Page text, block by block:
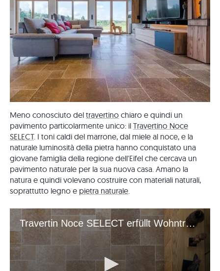
Meno conosciuto del travertino chiaro e quindi un
pavimento particolarmente unico: il Travertino Noce
SELECT. I toni caldi del marrone, dal miele al noce, e la
naturale luminosità della pietra hanno conquistato una
giovane famiglia della regione dell'Eifel che cercava un
pavimento naturale per la sua nuova casa. Amano la
natura e quindi volevano costruire con materiali naturali,
soprattutto legno e pietra naturale.
Travertin Noce SELECT erfüllt Wohnträume